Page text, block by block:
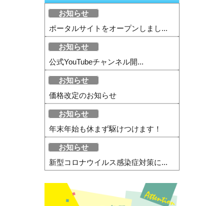
お知らせ
ポータルサイトをオープンしまし...
お知らせ
公式YouTubeチャンネル開...
お知らせ
価格改定のお知らせ
お知らせ
年末年始も休まず駆けつけます！
お知らせ
新型コロナウイルス感染症対策に...